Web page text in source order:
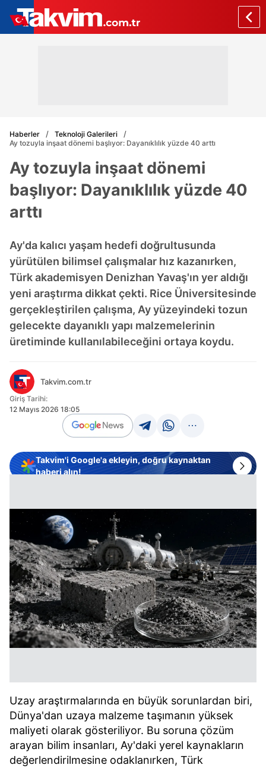
Haberler
Teknoloji Galerileri
Ay tozuyla inşaat dönemi başlıyor: Dayanıklılık yüzde 40 arttı
Ay tozuyla inşaat dönemi
başlıyor: Dayanıklılık yüzde 40
arttı
Ay'da kalıcı yaşam hedefi doğrultusunda
yürütülen bilimsel çalışmalar hız kazanırken,
Türk akademisyen Denizhan Yavaş'ın yer aldığı
yeni araştırma dikkat çekti. Rice Üniversitesinde
gerçekleştirilen çalışma, Ay yüzeyindeki tozun
gelecekte dayanıklı yapı malzemelerinin
üretiminde kullanılabileceğini ortaya koydu.
Takvim.com.tr
Giriş Tarihi:
12 Mayıs 2026 18:05
Takvim'i Google'a ekleyin, doğru kaynaktan
haberi alın!
Uzay araştırmalarında en büyük sorunlardan biri,
Dünya'dan uzaya malzeme taşımanın yüksek
maliyeti olarak gösteriliyor. Bu soruna çözüm
arayan bilim insanları, Ay'daki yerel kaynakların
değerlendirilmesine odaklanırken, Türk